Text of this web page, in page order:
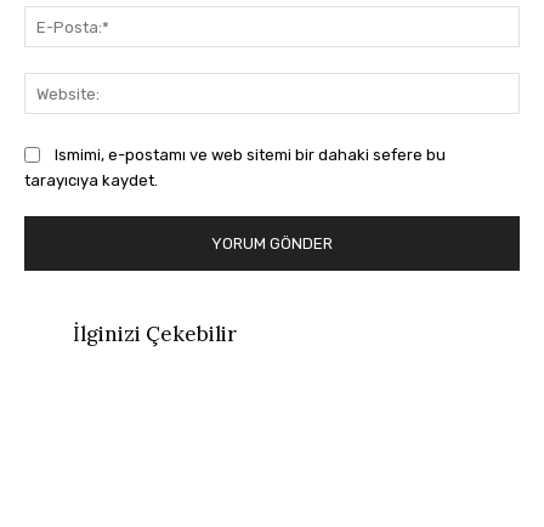
Ismimi, e-postamı ve web sitemi bir dahaki sefere bu
tarayıcıya kaydet.
İlginizi Çekebilir